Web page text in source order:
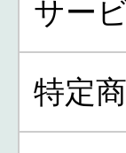
サー
特定